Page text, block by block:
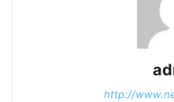
http://